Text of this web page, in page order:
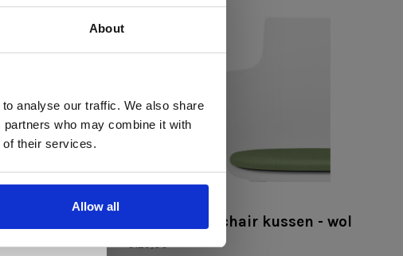
About
analyse our traffic. We also share
who may combine it with
of their services.
Allow all
Varier social chair kussen - wol
€129,00
van
voordelig
te stellen,
mag